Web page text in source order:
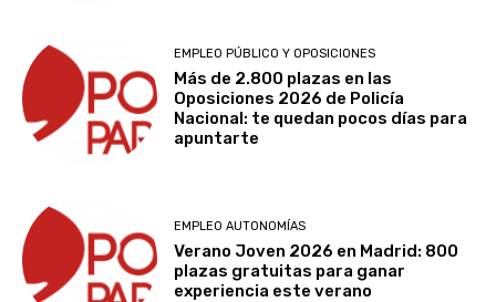
EMPLEO PÚBLICO Y OPOSICIONES
Más de 2.800 plazas en las
Oposiciones 2026 de Policía
Nacional: te quedan pocos días para
apuntarte
EMPLEO AUTONOMÍAS
Verano Joven 2026 en Madrid: 800
plazas gratuitas para ganar
experiencia este verano